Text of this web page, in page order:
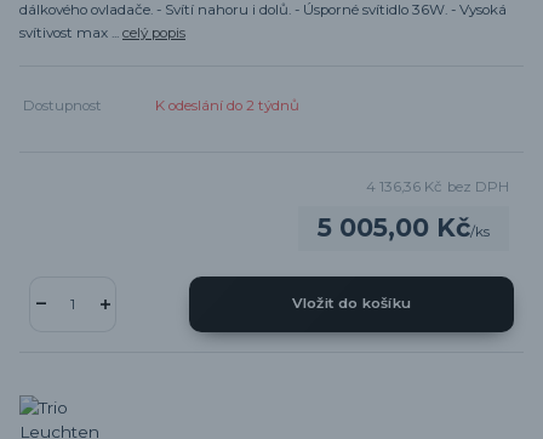
dálkového ovladače. - Svítí nahoru i dolů. - Úsporné svítidlo 36W. - Vysoká
svítivost max ... celý popis
Dostupnost K odeslání do 2 týdnů
5 005,00 Kč/ks
4 136,36 Kč bez DPH
Vložit do košíku